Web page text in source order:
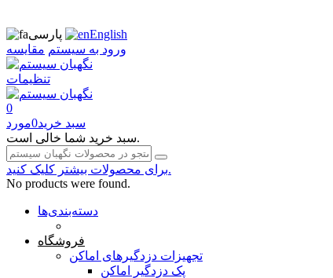
پارسی
English
ورود به سیستم مقایسه
تنظیمات
0
سبد خرید0مورد
سبد خرید شما خالی است.
برای محصولات بیشتر کلیک کنید.
No products were found.
دسته‌بندی‌ها
فروشگاه
تجهیزات دزدگیرهای اماکن
پک دزدگیر اماکن